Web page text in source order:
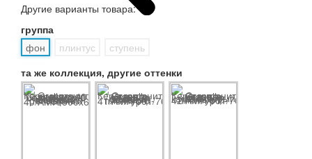
Другие варианты товара:
группа
фон
плинтус
ступень
та же коллекция, другие оттенки